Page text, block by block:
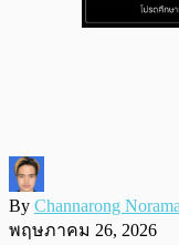
By Channarong
พฤษภาคม 26, 2026